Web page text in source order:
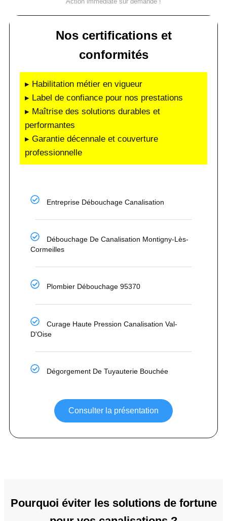
Nos certifications et
conformités
▸ Habilitation métier en vigueur
▸ Label de confiance pour nos prestations
▸ Maîtrise des solutions durables et
performantes
▸ Garantie décennale et couverture
professionnelle
Entreprise Débouchage Canalisation
Débouchage De Canalisation Montigny-Lès-
Cormeilles
Plombier Débouchage 95370
Curage Haute Pression Canalisation Val-
D'Oise
Dégorgement De Tuyauterie Bouchée
Consulter la présentation
Pourquoi éviter les solutions de fortune